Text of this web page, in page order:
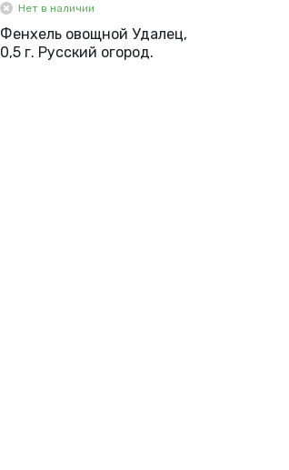
Нет в наличии
Фенхель овощной Удалец,
0,5 г. Русский огород.